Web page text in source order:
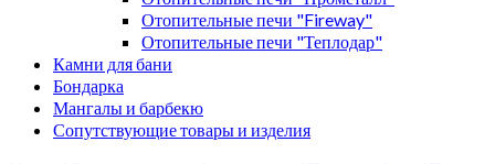
Отопительные печи "Fireway"
Отопительные печи "Теплодар"
Камни для бани
Бондарка
Мангалы и барбекю
Сопутствующие товары и изделия